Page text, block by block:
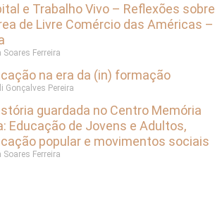
e Trabalho Vivo – Reflexões sobre
de Livre Comércio das Américas –
Soares Ferreira
na era da (in) formação
Gonçalves Pereira
guardada no Centro Memória
Educação de Jovens e Adultos,
popular e movimentos sociais
Soares Ferreira